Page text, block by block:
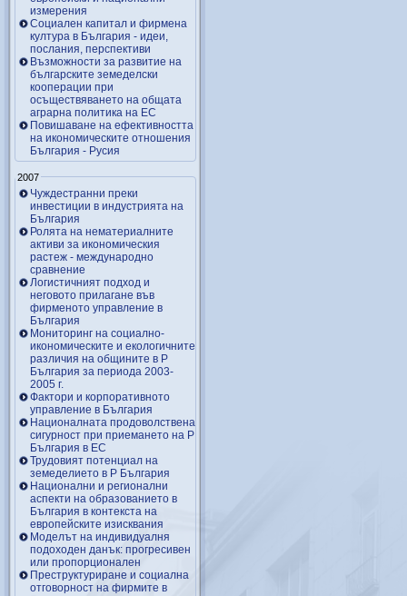
измерения
Социален капитал и фирмена
култура в България - идеи,
послания, перспективи
Възможности за развитие на
българските земеделски
кооперации при
осъществяването на общата
аграрна политика на ЕС
Повишаване на ефективността
на икономическите отношения
България - Русия
2007
Чуждестранни преки
инвестиции в индустрията на
България
Ролята на нематериалните
активи за икономическия
растеж - международно
сравнение
Логистичният подход и
неговото прилагане във
фирменото управление в
България
Мониторинг на социално-
икономическите и екологичните
различия на общините в Р
България за периода 2003-
2005 г.
Фактори и корпоративното
управление в България
Националната продоволствена
сигурност при приемането на Р
България в ЕС
Трудовият потенциал на
земеделието в Р България
Национални и регионални
аспекти на образованието в
България в контекста на
европейските изисквания
Моделът на индивидуалня
подоходен данък: прогресивен
или пропорционален
Преструктуриране и социална
отговорност на фирмите в